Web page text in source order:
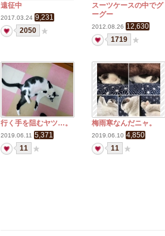
遠征中
2017.03.24 9,231
2050
スーツケースの中でグ
ーグー
2012.08.26 12,630
1719
行く手を阻むヤツ…。
2019.06.11 5,371
11
梅雨寒なんだニャ。
2019.06.10 4,850
11